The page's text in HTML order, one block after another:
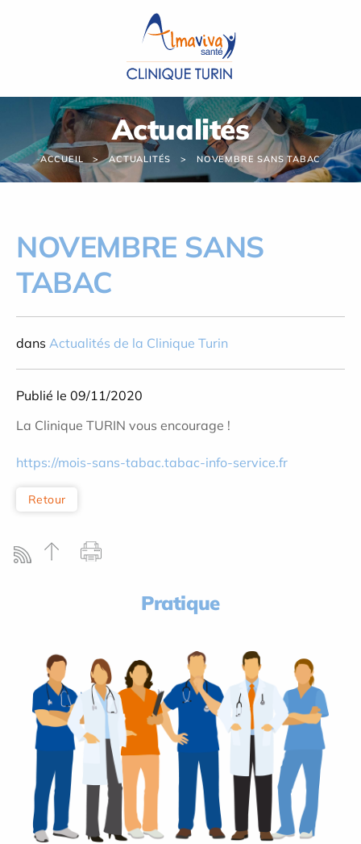
Actualités
ACCUEIL ACTUALITÉS NOVEMBRE SANS TABAC
NOVEMBRE SANS
TABAC
dans Actualités de la Clinique Turin
Publié le 09/11/2020
La Clinique TURIN vous encourage !
https://mois-sans-tabac.tabac-info-service.fr
Retour
Pratique
Panneau de gestion des cookies